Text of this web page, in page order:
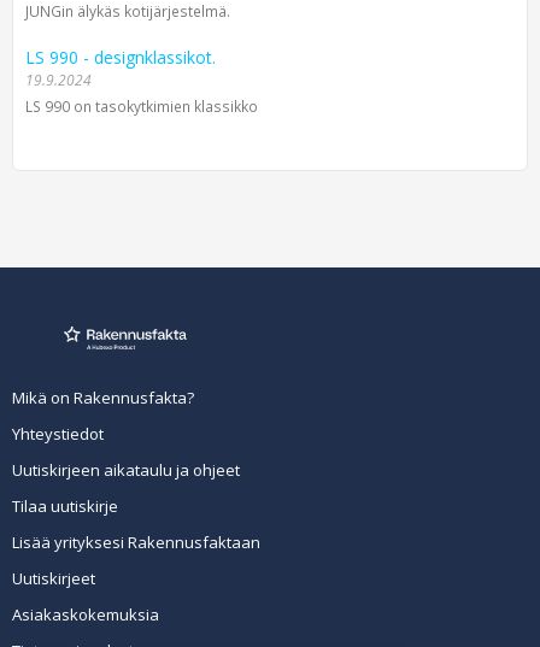
JUNGin älykäs kotijärjestelmä.
LS 990 - designklassikot.
19.9.2024
LS 990 on tasokytkimien klassikko
Mikä on Rakennusfakta?
Yhteystiedot
Uutiskirjeen aikataulu ja ohjeet
Tilaa uutiskirje
Lisää yrityksesi Rakennusfaktaan
Uutiskirjeet
Asiakaskokemuksia